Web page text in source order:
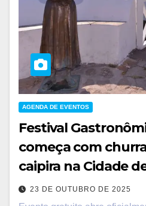
AGENDA DE EVENTOS
Festival
começa com
caipira na Cidade
23 DE OUTUBRO DE 2025